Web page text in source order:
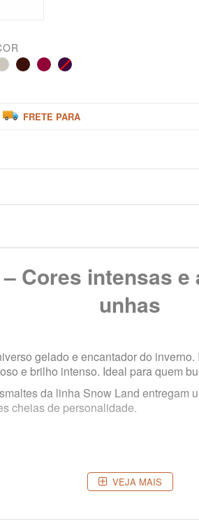
FRETE PARA
Cores intensas
unhas
gelado e encantador do
e brilho intenso. Ideal para quem
da linha Snow Land
cheias de personalidade.
VEJA MAIS